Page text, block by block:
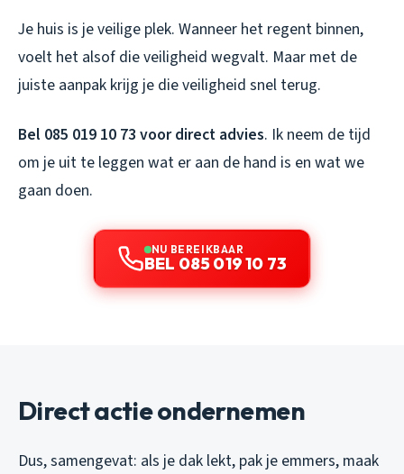
Je huis is je veilige plek. Wanneer het regent binnen,
voelt het alsof die veiligheid wegvalt. Maar met de
juiste aanpak krijg je die veiligheid snel terug.
Bel 085 019 10 73 voor direct advies. Ik neem de tijd
om je uit te leggen wat er aan de hand is en wat we
gaan doen.
NU BEREIKBAAR
BEL 085 019 10 73
Direct actie ondernemen
Dus, samengevat: als je dak lekt, pak je emmers, maak